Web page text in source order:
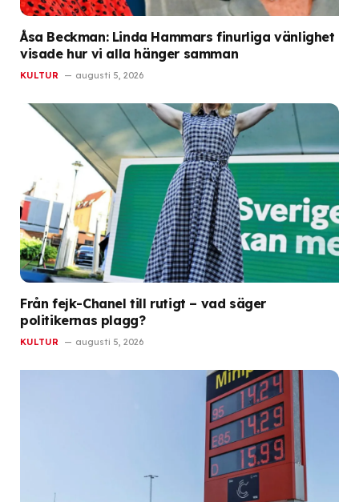
Åsa Beckman: Linda Hammars finurliga vänlighet
visade hur vi alla hänger samman
KULTUR augusti 5, 2026
Från fejk-Chanel till rutigt – vad säger
politikernas plagg?
KULTUR augusti 5, 2026